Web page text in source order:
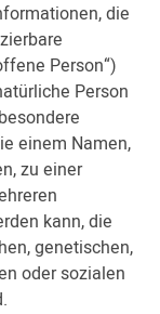
die
Person“)
Person
einem Namen,
zu einer
kann, die
genetischen,
oder sozialen